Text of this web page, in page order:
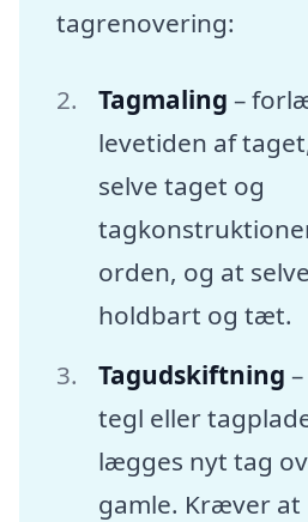
tagrenovering:
Tagmaling –
levetiden af
selve taget og
orden, og at
holdbart og tæt.
Tagudskiftning
tegl eller
lægges nyt tag
gamle. Kræver at